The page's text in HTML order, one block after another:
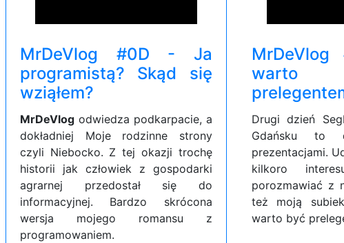
MrDeVlog #0D - Ja
programistą? Skąd się
wziąłem?
MrDeVlog odwiedza podkarpacie, a
dokładniej Moje rodzinne strony
czyli Niebocko. Z tej okazji trochę
historii jak człowiek z gospodarki
agrarnej przedostał się do
informacyjnej. Bardzo skrócona
wersja mojego romansu z
programowaniem.
Drugi dzień
Gdańsku to
prezentacjami.
kilkoro
porozmawiać z
też moją
warto być